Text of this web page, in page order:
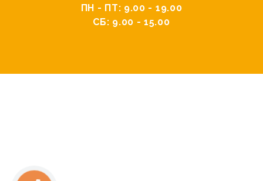
ПН - ПТ: 9.00 - 19.00
СБ: 9.00 - 15.00